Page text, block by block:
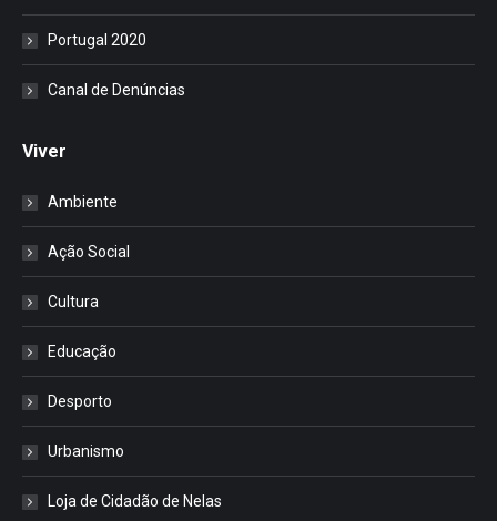
Portugal 2020
Canal de Denúncias
Viver
Ambiente
Ação Social
Cultura
Educação
Desporto
Urbanismo
Loja de Cidadão de Nelas